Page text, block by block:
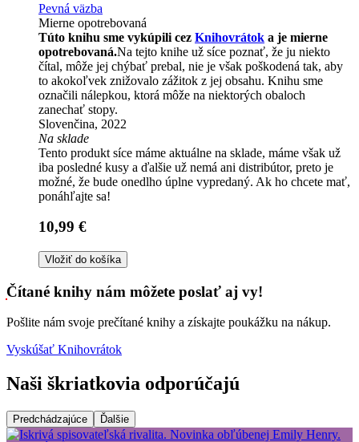
Pevná väzba
Mierne opotrebovaná
Túto knihu sme vykúpili cez Knihovrátok a je mierne
opotrebovaná.Na tejto knihe už síce poznať, že ju niekto
čítal, môže jej chýbať prebal, nie je však poškodená tak, aby
to akokoľvek znižovalo zážitok z jej obsahu. Knihu sme
označili nálepkou, ktorá môže na niektorých obaloch
zanechať stopy.
Slovenčina, 2022
Na sklade
Tento produkt síce máme aktuálne na sklade, máme však už
iba posledné kusy a ďalšie už nemá ani distribútor, preto je
možné, že bude onedlho úplne vypredaný. Ak ho chcete mať,
ponáhľajte sa!
10,99 €
Vložiť do košíka
Čítané knihy nám môžete poslať aj vy!
Pošlite nám svoje prečítané knihy a získajte poukážku na nákup.
Vyskúšať Knihovrátok
Naši škriatkovia odporúčajú
Predchádzajúce Ďalšie